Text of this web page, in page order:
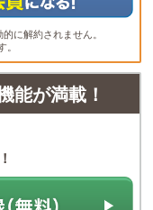
に解約されません。
能が満載！